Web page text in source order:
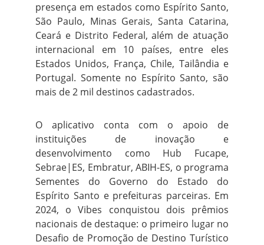
presença em estados como Espírito Santo,
São Paulo, Minas Gerais, Santa Catarina,
Ceará e Distrito Federal, além de atuação
internacional em 10 países, entre eles
Estados Unidos, França, Chile, Tailândia e
Portugal. Somente no Espírito Santo, são
mais de 2 mil destinos cadastrados.
O aplicativo conta com o apoio de
instituições de inovação e
desenvolvimento como Hub Fucape,
Sebrae|ES, Embratur, ABIH-ES, o programa
Sementes do Governo do Estado do
Espírito Santo e prefeituras parceiras. Em
2024, o Vibes conquistou dois prêmios
nacionais de destaque: o primeiro lugar no
Desafio de Promoção de Destino Turístico